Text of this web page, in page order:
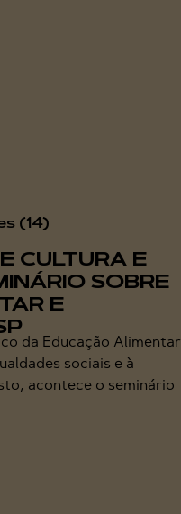
CULTURA E
SOBRE
E
da Educação Alimentar
sociais e à
acontece o seminário